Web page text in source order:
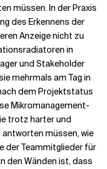
müssen. In der Praxis
des Erkennens der
Anzeige nicht zu
in
und Stakeholder
mehrmals am Tag in
dem Projektstatus
Mikromanagement-
trotz harter und
müssen, wie
der Teammitglieder für
den Wänden ist, dass